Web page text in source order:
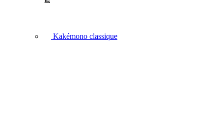
Kakémono classique